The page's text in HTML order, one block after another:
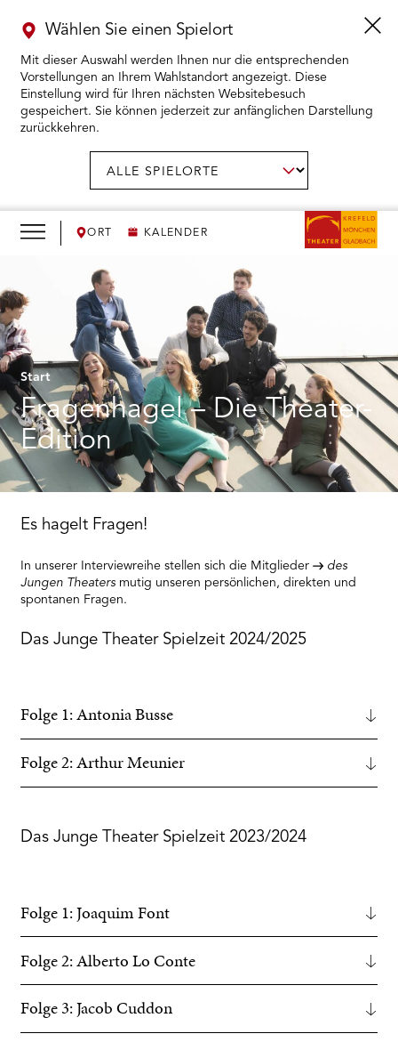
ORT KALENDER
Wählen Sie einen Spielort
Mit dieser Auswahl werden Ihnen nur die entsprechenden
Vorstellungen an Ihrem Wahlstandort angezeigt. Diese
Einstellung wird für Ihren nächsten Websitebesuch
gespeichert. Sie können jederzeit zur anfänglichen Darstellung
zurückkehren.
KARTENKAUF ÖFFNEN
WIR ÖFFNEN
DAS THEATER ÖFFNEN
THEATERPÄDAGOGIK ÖFFNEN
BESUCH ÖFFNEN
Start
Fragenhagel – Die Theater-
Edition
Es hagelt Fragen!
In unserer Interviewreihe stellen sich die Mitglieder
des
Jungen Theaters mutig unseren persönlichen, direkten und
spontanen Fragen.
Das Junge Theater Spielzeit 2024/2025
Folge 1: Antonia Busse
Folge 2: Arthur Meunier
Das Junge Theater Spielzeit 2023/2024
Folge 1: Joaquim Font
Folge 2: Alberto Lo Conte
Folge 3: Jacob Cuddon